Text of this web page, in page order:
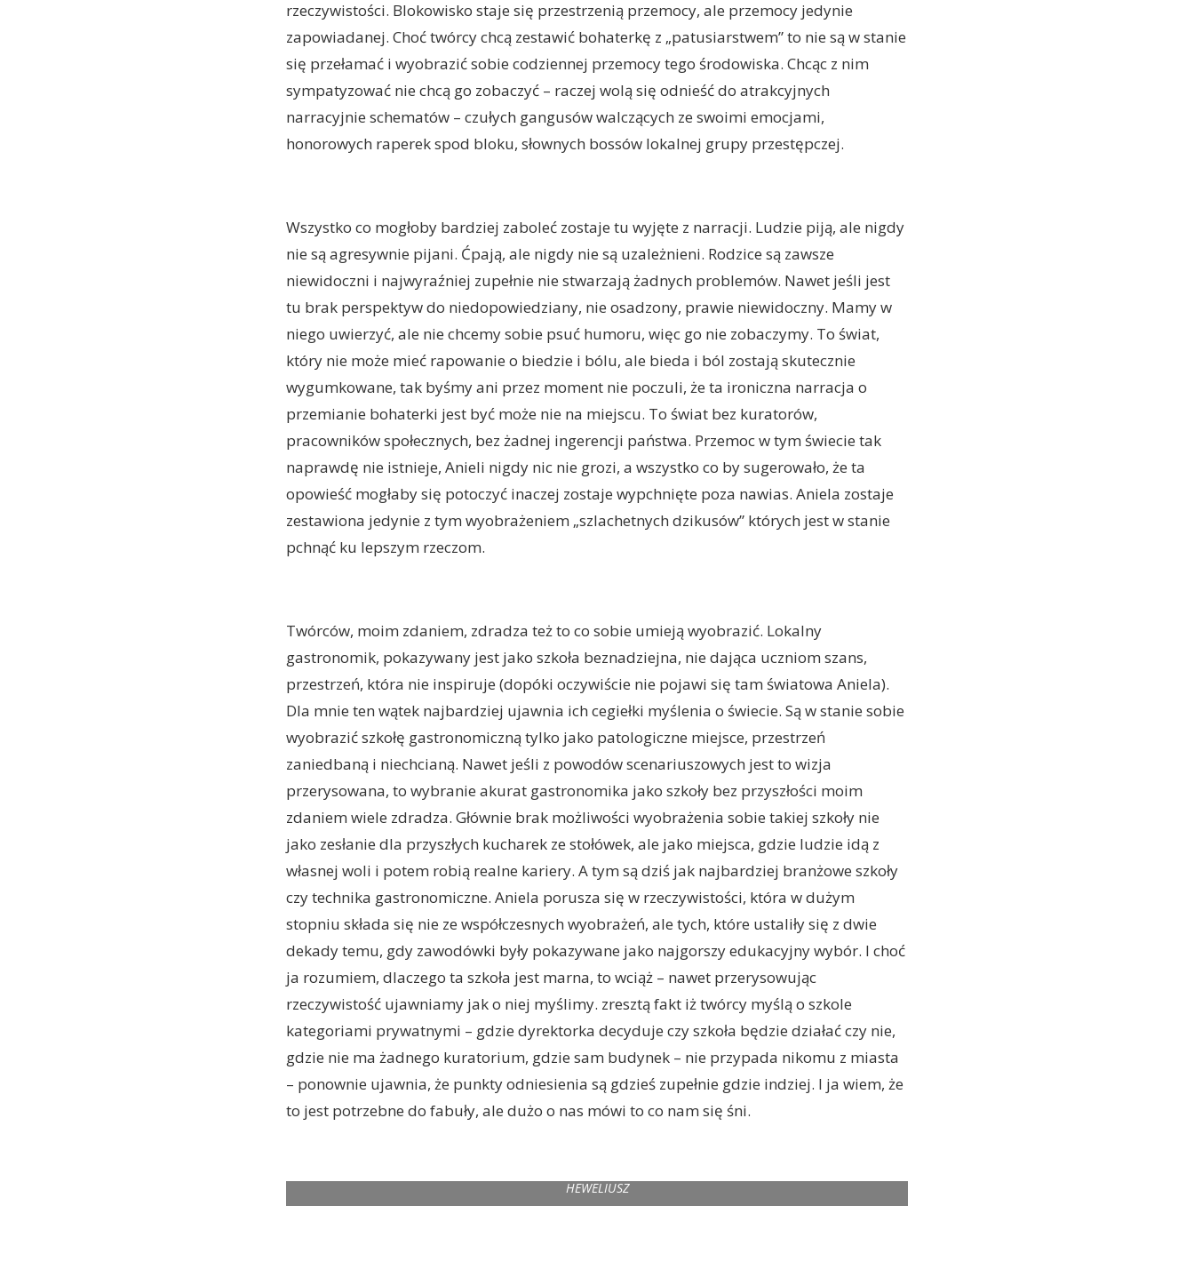
rzeczywistości. Blokowisko staje się przestrzenią przemocy, ale przemocy jedynie
zapowiadanej. Choć twórcy chcą zestawić bohaterkę z „patusiarstwem” to nie są w stanie
się przełamać i wyobrazić sobie codziennej przemocy tego środowiska. Chcąc z nim
sympatyzować nie chcą go zobaczyć – raczej wolą się odnieść do atrakcyjnych
narracyjnie schematów – czułych gangusów walczących ze swoimi emocjami,
honorowych raperek spod bloku, słownych bossów lokalnej grupy przestępczej.
Wszystko co mogłoby bardziej zaboleć zostaje tu wyjęte z narracji. Ludzie piją, ale nigdy
nie są agresywnie pijani. Ćpają, ale nigdy nie są uzależnieni. Rodzice są zawsze
niewidoczni i najwyraźniej zupełnie nie stwarzają żadnych problemów. Nawet jeśli jest
tu brak perspektyw do niedopowiedziany, nie osadzony, prawie niewidoczny. Mamy w
niego uwierzyć, ale nie chcemy sobie psuć humoru, więc go nie zobaczymy. To świat,
który nie może mieć rapowanie o biedzie i bólu, ale bieda i ból zostają skutecznie
wygumkowane, tak byśmy ani przez moment nie poczuli, że ta ironiczna narracja o
przemianie bohaterki jest być może nie na miejscu. To świat bez kuratorów,
pracowników społecznych, bez żadnej ingerencji państwa. Przemoc w tym świecie tak
naprawdę nie istnieje, Anieli nigdy nic nie grozi, a wszystko co by sugerowało, że ta
opowieść mogłaby się potoczyć inaczej zostaje wypchnięte poza nawias. Aniela zostaje
zestawiona jedynie z tym wyobrażeniem „szlachetnych dzikusów” których jest w stanie
pchnąć ku lepszym rzeczom.
Twórców, moim zdaniem, zdradza też to co sobie umieją wyobrazić. Lokalny
gastronomik, pokazywany jest jako szkoła beznadziejna, nie dająca uczniom szans,
przestrzeń, która nie inspiruje (dopóki oczywiście nie pojawi się tam światowa Aniela).
Dla mnie ten wątek najbardziej ujawnia ich cegiełki myślenia o świecie. Są w stanie sobie
wyobrazić szkołę gastronomiczną tylko jako patologiczne miejsce, przestrzeń
zaniedbaną i niechcianą. Nawet jeśli z powodów scenariuszowych jest to wizja
przerysowana, to wybranie akurat gastronomika jako szkoły bez przyszłości moim
zdaniem wiele zdradza. Głównie brak możliwości wyobrażenia sobie takiej szkoły nie
jako zesłanie dla przyszłych kucharek ze stołówek, ale jako miejsca, gdzie ludzie idą z
własnej woli i potem robią realne kariery. A tym są dziś jak najbardziej branżowe szkoły
czy technika gastronomiczne. Aniela porusza się w rzeczywistości, która w dużym
stopniu składa się nie ze współczesnych wyobrażeń, ale tych, które ustaliły się z dwie
dekady temu, gdy zawodówki były pokazywane jako najgorszy edukacyjny wybór. I choć
ja rozumiem, dlaczego ta szkoła jest marna, to wciąż – nawet przerysowując
rzeczywistość ujawniamy jak o niej myślimy. zresztą fakt iż twórcy myślą o szkole
kategoriami prywatnymi – gdzie dyrektorka decyduje czy szkoła będzie działać czy nie,
gdzie nie ma żadnego kuratorium, gdzie sam budynek – nie przypada nikomu z miasta
– ponownie ujawnia, że punkty odniesienia są gdzieś zupełnie gdzie indziej. I ja wiem, że
to jest potrzebne do fabuły, ale dużo o nas mówi to co nam się śni.
HEWELIUSZ